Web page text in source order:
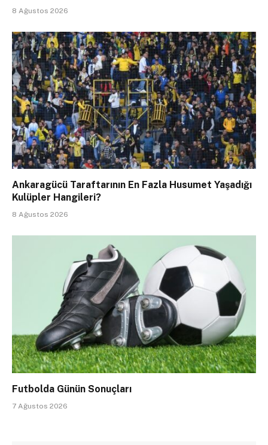
8 Ağustos 2026
Ankaragücü Taraftarının En Fazla Husumet Yaşadığı
Kulüpler Hangileri?
8 Ağustos 2026
Futbolda Günün Sonuçları
7 Ağustos 2026